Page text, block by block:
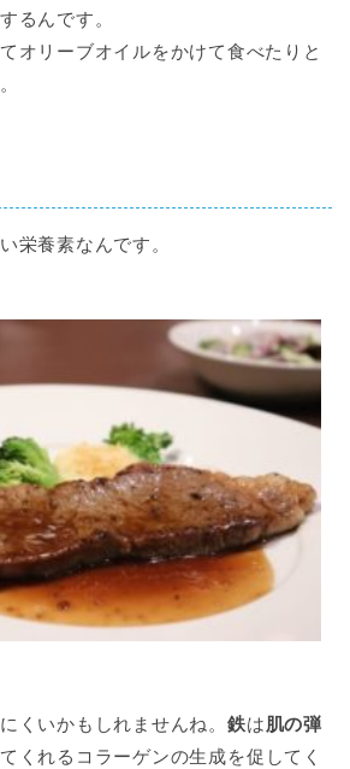
するんです。
オリーブオイルをかけて食べたりと
栄養素なんです。
くいかもしれませんね。 鉄は肌の弾
くれるコラーゲンの生成を促してく